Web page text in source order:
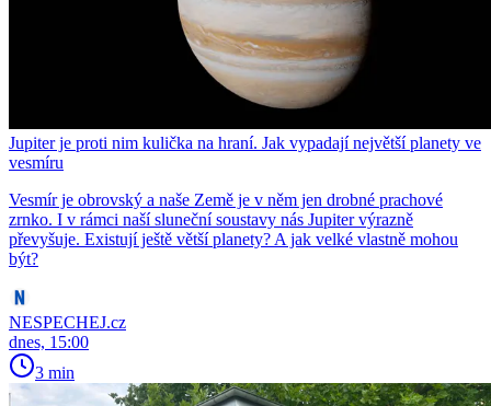
Jupiter je proti nim kulička na hraní. Jak vypadají největší planety ve
vesmíru
Vesmír je obrovský a naše Země je v něm jen drobné prachové
zrnko. I v rámci naší sluneční soustavy nás Jupiter výrazně
převyšuje. Existují ještě větší planety? A jak velké vlastně mohou
být?
NESPECHEJ.cz
dnes, 15:00
3 min